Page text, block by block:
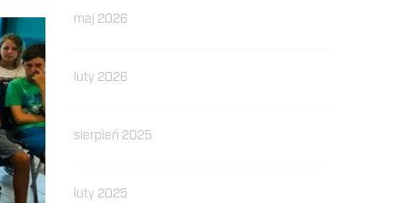
maj 2026
luty 2026
sierpień 2025
luty 2025